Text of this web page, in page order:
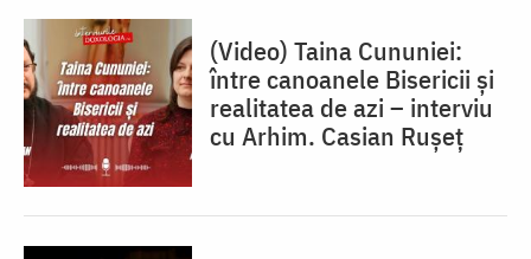
(Video) Taina Cununiei:
între canoanele Bisericii și
realitatea de azi – interviu
cu Arhim. Casian Rușeț